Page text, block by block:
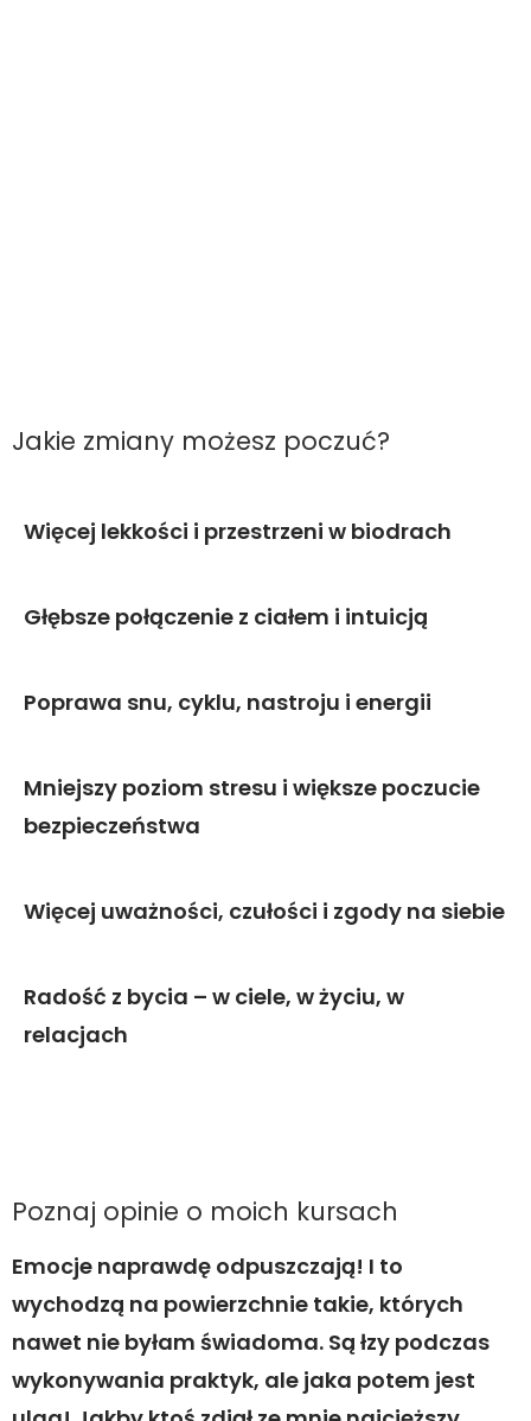
Jakie zmiany możesz poczuć?
Więcej lekkości i przestrzeni w biodrach
Głębsze połączenie z ciałem i intuicją
Poprawa snu, cyklu, nastroju i energii
Mniejszy poziom stresu i większe poczucie
bezpieczeństwa
Więcej uważności, czułości i zgody na siebie
Radość z bycia – w ciele, w życiu, w
relacjach
Poznaj opinie o moich kursach
Emocje naprawdę odpuszczają! I to
wychodzą na powierzchnie takie, których
nawet nie byłam świadoma. Są łzy podczas
wykonywania praktyk, ale jaka potem jest